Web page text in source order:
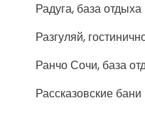
Радуга, база отдыха
Разгуляй,
Ранчо Сочи, база
Рассказовские бани